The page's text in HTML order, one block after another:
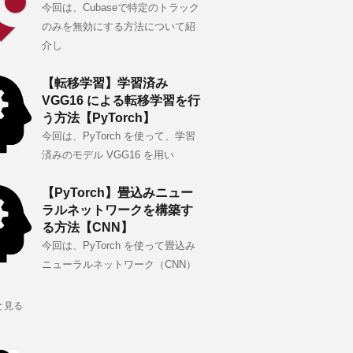
今回は、Cubaseで特定のトラック
のみを無効にする方法について紹
介し
【転移学習】学習済み
VGG16 による転移学習を行
う方法【PyTorch】
今回は、PyTorch を使って、学習
済みのモデル VGG16 を用い
【PyTorch】畳込みニュー
ラルネットワークを構築す
る方法【CNN】
今回は、PyTorch を使って畳込み
ニューラルネットワーク（CNN）
見る